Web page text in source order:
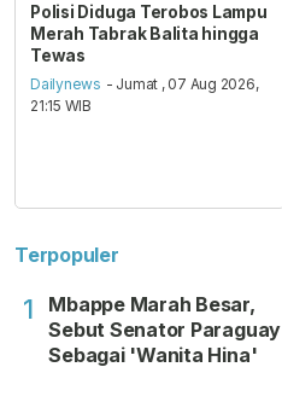
Polisi Diduga Terobos Lampu
Merah Tabrak Balita hingga
Tewas
Dailynews - Jumat , 07 Aug 2026,
21:15 WIB
Terpopuler
1
Mbappe Marah Besar,
Sebut Senator Paraguay
Sebagai 'Wanita Hina'